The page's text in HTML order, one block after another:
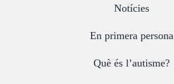
Notícies
En primera persona
Què és l’autisme?